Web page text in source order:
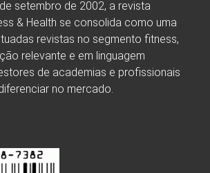
setembro de 2002, a revista
& Health se consolida como uma
revistas no segmento fitness,
relevante e em linguagem
de academias e profissionais
no mercado.